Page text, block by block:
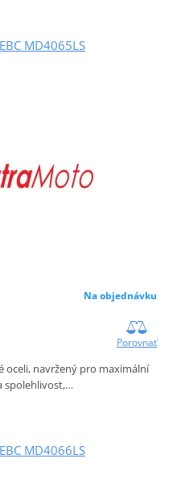
MD4065LS
Na objednávku
Porovnať
oceli, navržený pro maximální
spolehlivost,…
MD4066LS